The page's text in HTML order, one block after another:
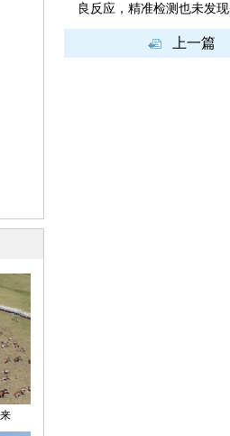
良反应，精准检测也未发
上一篇